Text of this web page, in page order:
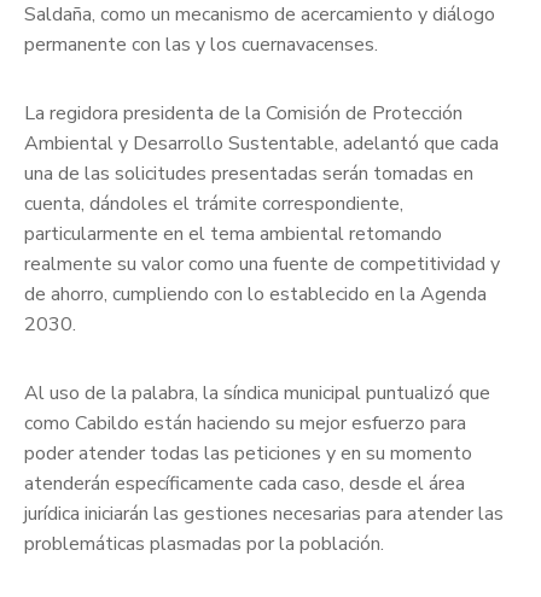
Saldaña, como un mecanismo de acercamiento y diálogo
permanente con las y los cuernavacenses.
La regidora presidenta de la Comisión de Protección
Ambiental y Desarrollo Sustentable, adelantó que cada
una de las solicitudes presentadas serán tomadas en
cuenta, dándoles el trámite correspondiente,
particularmente en el tema ambiental retomando
realmente su valor como una fuente de competitividad y
de ahorro, cumpliendo con lo establecido en la Agenda
2030.
Al uso de la palabra, la síndica municipal puntualizó que
como Cabildo están haciendo su mejor esfuerzo para
poder atender todas las peticiones y en su momento
atenderán específicamente cada caso, desde el área
jurídica iniciarán las gestiones necesarias para atender las
problemáticas plasmadas por la población.